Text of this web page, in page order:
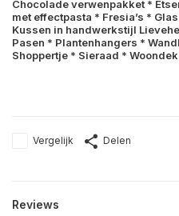
Chocolade verwenpakket *
met effectpasta * Fresia’s *
Kussen in handwerkstijl
Pasen * Plantenhangers *
Shoppertje * Sieraad *
Vergelijk Delen
Reviews